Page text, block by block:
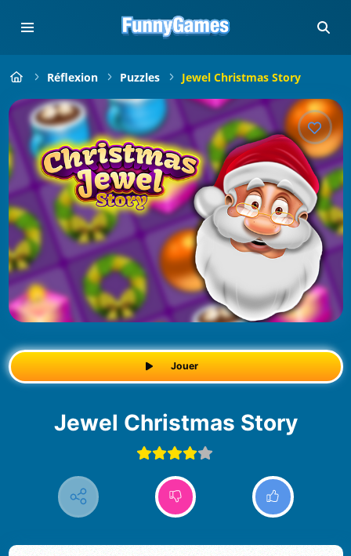
Réflexion Puzzles Jewel Christmas Story
Jouer
Jewel Christmas Story